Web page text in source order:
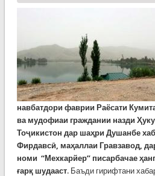
навбатдори фаврии Раёсати
ва мудофиаи граждании назди
Тоҷикистон дар шаҳри Душанбе
Фирдавсӣ, маҳаллаи Гравзавод,
номи “Мехкарйер” писарбачае
ғарқ шудааст. Баъди гирифтани